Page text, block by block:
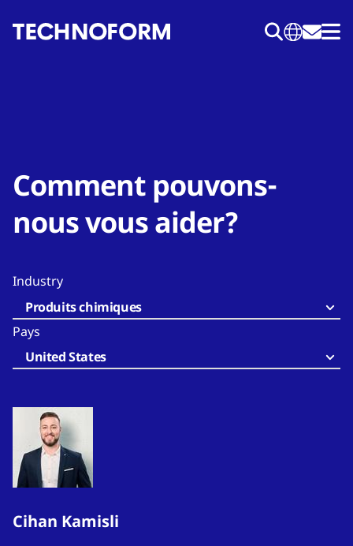
au
Comment pouvons-
nous vous aider?
Industry
Produits chimiques
Pays
United States
Cihan Kamisli